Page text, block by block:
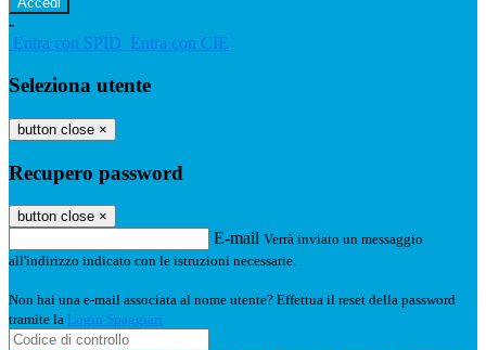
-
Entra con SPID Entra con CIE
Seleziona utente
button close ×
Recupero password
button close ×
E-mail Verrà inviato un messaggio
all'indirizzo indicato con le istruzioni necessarie.
Non hai una e-mail associata al nome utente? Effettua il reset della password
tramite la Login Spaggiari